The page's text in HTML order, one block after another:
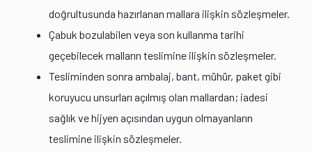
doğrultusunda hazırlanan mallara ilişkin sözleşmeler.
Çabuk bozulabilen veya son kullanma tarihi
geçebilecek malların teslimine ilişkin sözleşmeler.
Tesliminden sonra ambalaj, bant, mühür, paket gibi
koruyucu unsurları açılmış olan mallardan; iadesi
sağlık ve hijyen açısından uygun olmayanların
teslimine ilişkin sözleşmeler.